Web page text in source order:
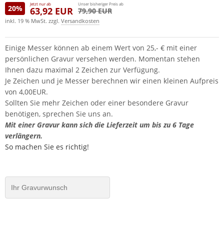
Jetzt nur ab
63,92 EUR
Unser bisheriger Preis ab
79,90 EUR
20%
inkl. 19 % MwSt. zzgl. Versandkosten
Einige Messer können ab einem Wert von 25,- € mit einer
persönlichen Gravur versehen werden. Momentan stehen
Ihnen dazu maximal 2 Zeichen zur Verfügung.
Je Zeichen und je Messer berechnen wir einen kleinen Aufpreis
von 4,00EUR.
Sollten Sie mehr Zeichen oder einer besondere Gravur
benötigen, sprechen Sie uns an.
Mit einer Gravur kann sich die Lieferzeit um bis zu 6 Tage
verlängern.
So machen Sie es richtig!